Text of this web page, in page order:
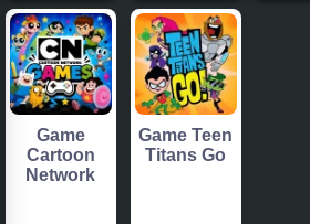
Game
Cartoon
Network
Game Teen
Titans Go